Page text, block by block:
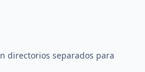
directorios separados para